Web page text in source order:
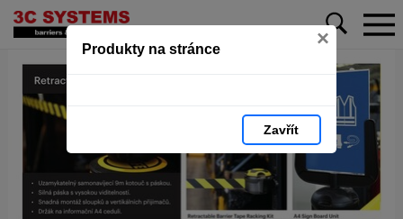
Produkty na stránce ×
Zavřít